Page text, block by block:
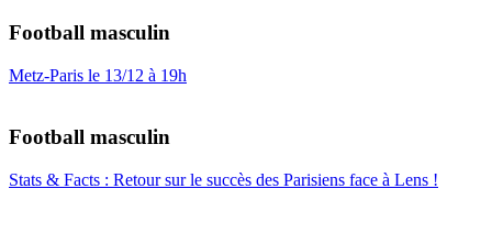
Football masculin
Metz-Paris le 13/12 à 19h
Football masculin
Stats & Facts : Retour sur le succès des Parisiens face à Lens !